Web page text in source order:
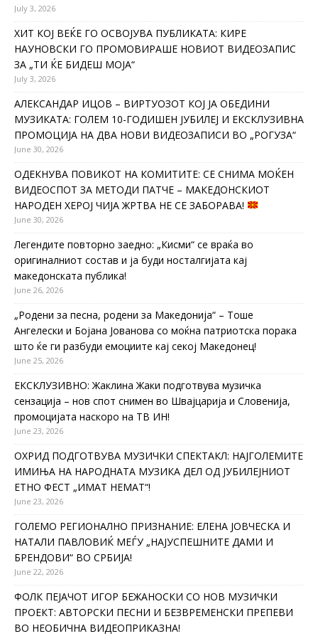
July 3, 2026
ХИТ КОЈ ВЕЌЕ ГО ОСВОЈУВА ПУБЛИКАТА: КИРЕ
НАУНОВСКИ ГО ПРОМОВИРАШЕ НОВИОТ ВИДЕОЗАПИС
ЗА „ТИ ЌЕ БИДЕШ МОЈА“
July 3, 2026
АЛЕКСАНДАР ИЦОВ – ВИРТУОЗОТ КОЈ ЈА ОБЕДИНИ
МУЗИКАТА: ГОЛЕМ 10-ГОДИШЕН ЈУБИЛЕЈ И ЕКСКЛУЗИВНА
ПРОМОЦИЈА НА ДВА НОВИ ВИДЕОЗАПИСИ ВО „РОГУЗА“
June 30, 2026
ОДЕКНУВА ПОВИКОТ НА КОМИТИТЕ: СЕ СНИМА МОЌЕН
ВИДЕОСПОТ ЗА МЕТОДИ ПАТЧЕ – МАКЕДОНСКИОТ
НАРОДЕН ХЕРОЈ ЧИЈА ЖРТВА НЕ СЕ ЗАБОРАВА!
June 30, 2026
Легендите повторно заедно: „Кисми“ се враќа во
оригиналниот состав и ја буди носталгијата кај
македонската публика!
June 26, 2026
„Родени за песна, родени за Македонија“ – Тоше
Ангелески и Бојана Јованова со моќна патриотска порака
што ќе ги разбуди емоциите кај секој Македонец!
June 25, 2026
ЕКСКЛУЗИВНО: Жаклина Жаки подготвува музичка
сензација – нов спот снимен во Швајцарија и Словенија,
промоцијата наскоро на ТВ ИН!
June 23, 2026
ОХРИД ПОДГОТВУВА МУЗИЧКИ СПЕКТАКЛ: НАЈГОЛЕМИТЕ
ИМИЊА НА НАРОДНАТА МУЗИКА ДЕЛ ОД ЈУБИЛЕЈНИОТ
ЕТНО ФЕСТ „ИМАТ НЕМАТ“!
June 23, 2026
ГОЛЕМО РЕГИОНАЛНО ПРИЗНАНИЕ: ЕЛЕНА ЈОВЧЕСКА И
НАТАЛИ ПАВЛОВИЌ МЕЃУ „НАЈУСПЕШНИТЕ ДАМИ И
БРЕНДОВИ“ ВО СРБИЈА!
June 22, 2026
ФОЛК ПЕЈАЧОТ ИГОР БЕЖАНОСКИ СО НОВ МУЗИЧКИ
ПРОЕКТ: АВТОРСКИ ПЕСНИ И БЕЗВРЕМЕНСКИ ПРЕПЕВИ
ВО НЕОБИЧНА ВИДЕОПРИКАЗНА!